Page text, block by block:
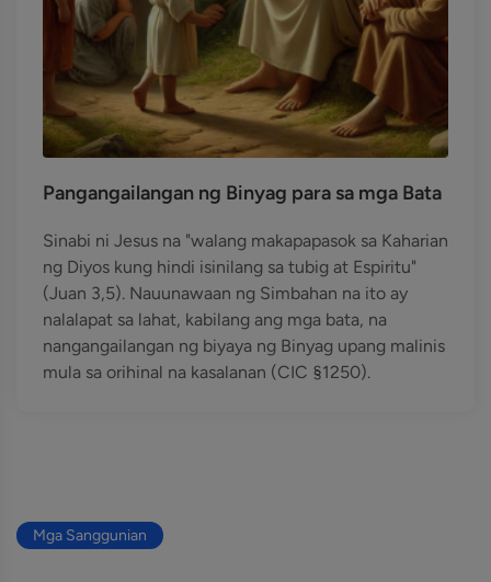
Pangangailangan ng Binyag para sa mga Bata
Sinabi ni Jesus na "walang makapapasok sa Kaharian
ng Diyos kung hindi isinilang sa tubig at Espiritu"
(Juan 3,5). Nauunawaan ng Simbahan na ito ay
nalalapat sa lahat, kabilang ang mga bata, na
nangangailangan ng biyaya ng Binyag upang malinis
mula sa orihinal na kasalanan (CIC §1250).
Mga Sanggunian